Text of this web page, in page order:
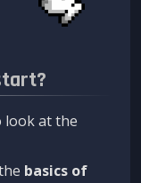
look at the
basics of